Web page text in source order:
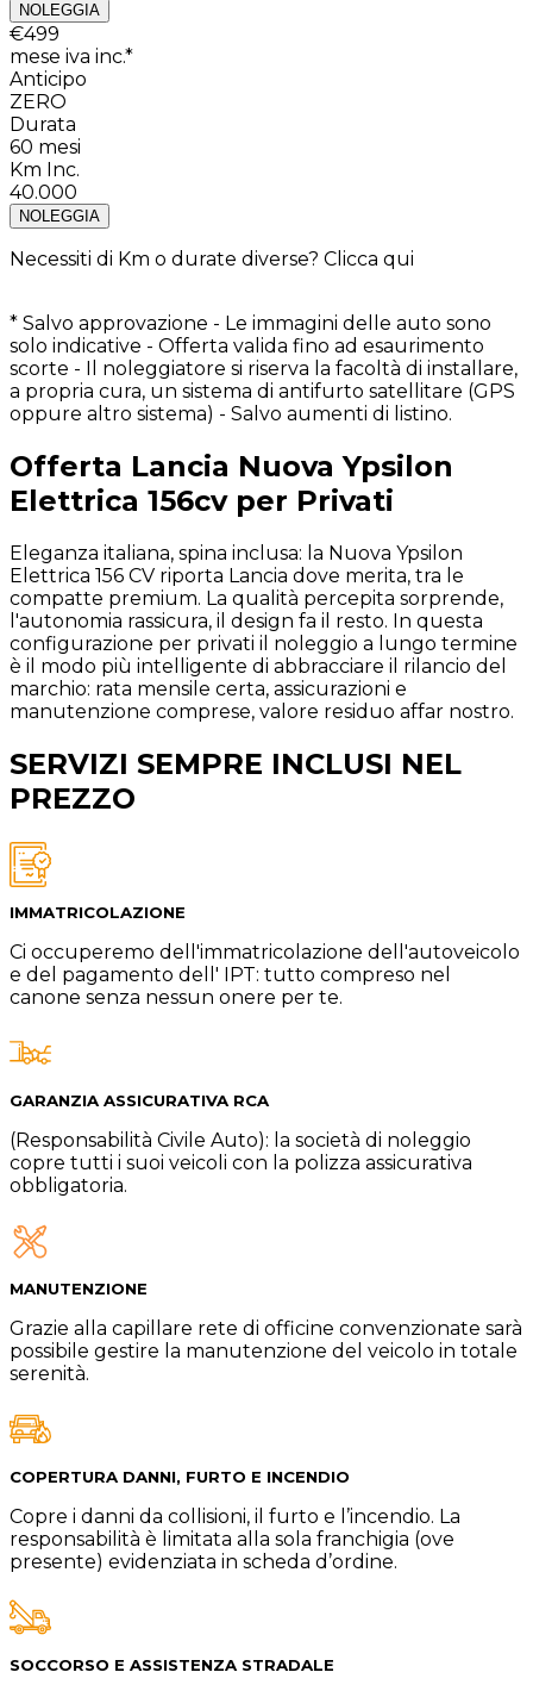
NOLEGGIA
€499
mese iva inc.*
Anticipo
ZERO
Durata
60 mesi
Km Inc.
40.000
NOLEGGIA
Necessiti di Km o durate diverse? Clicca qui
* Salvo approvazione - Le immagini delle auto sono
solo indicative - Offerta valida fino ad esaurimento
scorte - Il noleggiatore si riserva la facoltà di installare,
a propria cura, un sistema di antifurto satellitare (GPS
oppure altro sistema) - Salvo aumenti di listino.
Offerta Lancia Nuova Ypsilon
Elettrica 156cv per Privati
Eleganza italiana, spina inclusa: la Nuova Ypsilon
Elettrica 156 CV riporta Lancia dove merita, tra le
compatte premium. La qualità percepita sorprende,
l'autonomia rassicura, il design fa il resto. In questa
configurazione per privati il noleggio a lungo termine
è il modo più intelligente di abbracciare il rilancio del
marchio: rata mensile certa, assicurazioni e
manutenzione comprese, valore residuo affar nostro.
SERVIZI SEMPRE INCLUSI NEL
PREZZO
IMMATRICOLAZIONE
Ci occuperemo dell'immatricolazione dell'autoveicolo
e del pagamento dell' IPT: tutto compreso nel
canone senza nessun onere per te.
GARANZIA ASSICURATIVA RCA
(Responsabilità Civile Auto): la società di noleggio
copre tutti i suoi veicoli con la polizza assicurativa
obbligatoria.
MANUTENZIONE
Grazie alla capillare rete di officine convenzionate sarà
possibile gestire la manutenzione del veicolo in totale
serenità.
COPERTURA DANNI, FURTO E INCENDIO
Copre i danni da collisioni, il furto e l’incendio. La
responsabilità è limitata alla sola franchigia (ove
presente) evidenziata in scheda d’ordine.
SOCCORSO E ASSISTENZA STRADALE